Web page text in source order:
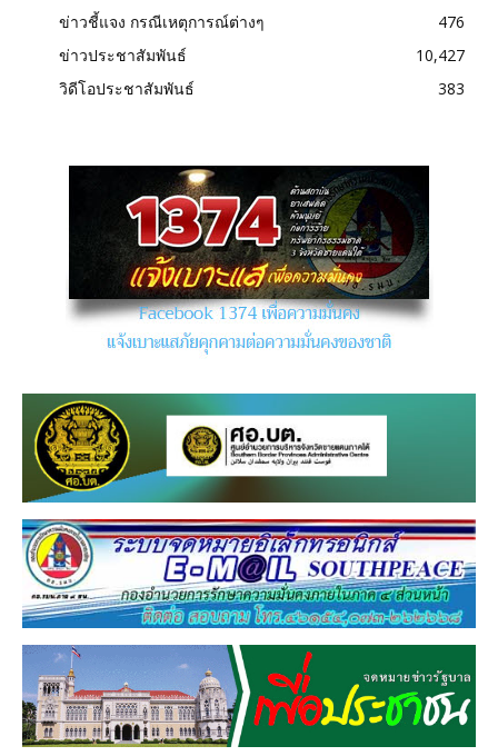
ข่าวชี้แจง กรณีเหตุการณ์ต่างๆ
476
ข่าวประชาสัมพันธ์
10,427
วิดีโอประชาสัมพันธ์
383